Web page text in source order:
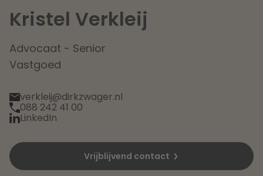
IT & Privacy
Kennis
Klantcases
Events
Specialisten
Over ons
Over Dirkzwager
Werken bij
Kristel Verkleij
Advocaat - Senior
Vastgoed
verkleij@dirkzwager.nl
088 242 41 00
LinkedIn
Vrijblijvend contact